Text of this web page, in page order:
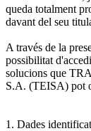
queda totalment
davant del seu
A través de la
possibilitat
solucions que
S.A. (TEISA) pot
1. Dades